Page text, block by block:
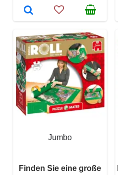
Jumbo
Finden Sie eine große